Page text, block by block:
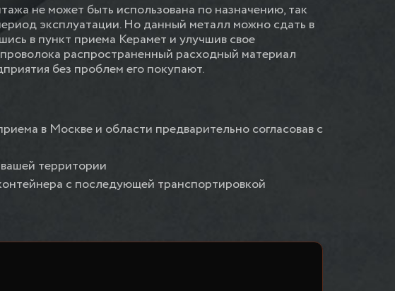
не может быть использована по назначению, так
эксплуатации. Но данный металл можно сдать в
в пункт приема Керамет и улучшив свое
распространенный расходный материал
без проблем его покупают.
в Москве и области предварительно согласовав с
территории
с последующей транспортировкой